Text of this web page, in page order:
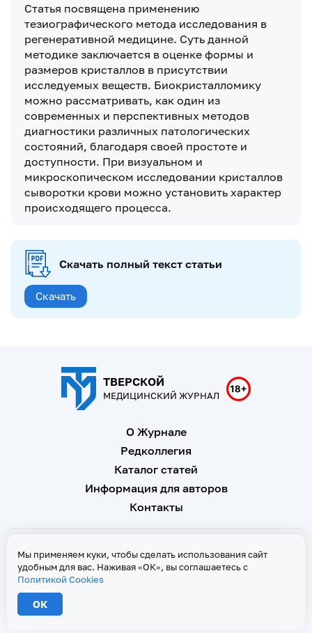
Статья посвящена применению
тезиографического метода исследования в
регенеративной медицине. Суть данной
методике заключается в оценке формы и
размеров кристаллов в присутствии
исследуемых веществ. Биокристалломику
можно рассматривать, как один из
современных и перспективных методов
диагностики различных патологических
состояний, благодаря своей простоте и
доступности. При визуальном и
микроскопическом исследовании кристаллов
сыворотки крови можно установить характер
происходящего процесса.
Скачать полный текст статьи
Скачать
ТВЕРСКОЙ
МЕДИЦИНСКИЙ ЖУРНАЛ
О Журнале
Редколлегия
Каталог статей
Информация для авторов
Контакты
При копировании текстов ссылка на страницу-первоисточник обязательна
Свидетельство о регистрации Эл № ФС 77 - 67146 от 16
сентября 2016 г
Мы применяем куки, чтобы сделать использования сайт
удобным для вас. Наживая «ОК», вы соглашаетесь с
Политикой Cookies
ОК